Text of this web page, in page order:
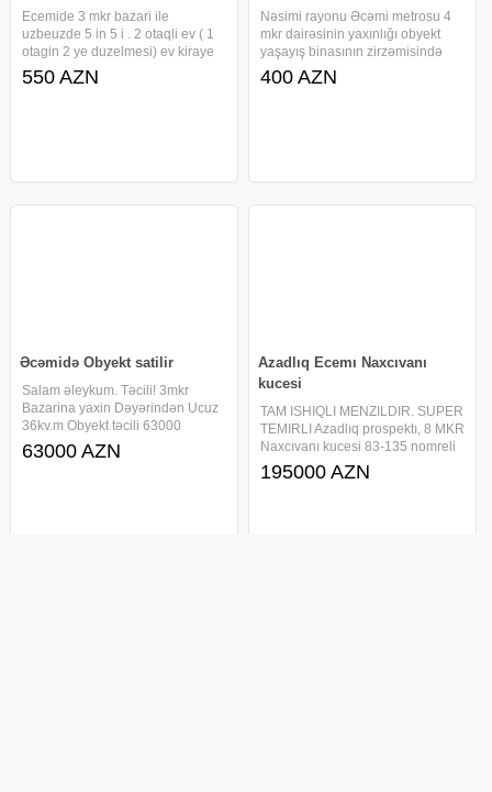
Ecemide 3 mkr bazari ile
uzbeuzde 5 in 5 i . 2 otaqli ev ( 1
otagin 2 ye duzelmesi) ev kiraye
verilir evde her sey var.Taxt kravat
divan utu paltaryuyan masin
550 AZN
Nəsimi rayonu Əcəmi metrosu 4
mkr dairəsinin yaxınlığı obyekt
yaşayış binasının zirzəmisində
yerləşir.hər zaman ofis anbar kimi
fəalliyətdə olmuşdur.qarşısında
400 AZN
Əcəmidə Obyekt satilir
Salam əleykum. Təcili! 3mkr
Bazarina yaxin Dəyərindən Ucuz
36kv.m Obyekt təcili 63000
manata satilir. Sənədləri
qaydasindadir, obyektin köklü
63000 AZN
Azadlıq Ecemı Naxcıvanı
kucesi
TAM ISHIQLI MENZILDIR. SUPER
TEMIRLI Azadlıq prospektı, 8 MKR
Naxcıvanı kucesi 83-135 nomreli
orta mekteblerin 248-3-276-126
nomreli orta mektebler yaxınlıgı
195000 AZN